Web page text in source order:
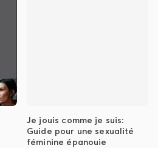
Je jouis comme je suis:
Guide pour une sexualité
féminine épanouie